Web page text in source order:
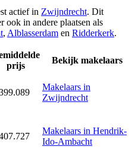
actief in Zwijndrecht. Dit
ook in andere plaatsen als
, Alblasserdam en Ridderkerk.
prijs
Bekijk makelaars
Makelaars in
Zwijndrecht
Makelaars in Hendrik-
Ido-Ambacht